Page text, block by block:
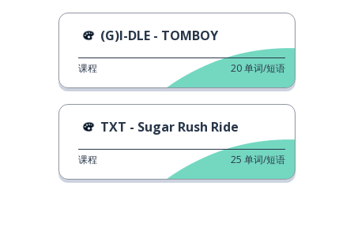
(G)I-DLE - TOMBOY
课程 20单词/短语
TXT - Sugar Rush Ride
课程 25 单词/短语